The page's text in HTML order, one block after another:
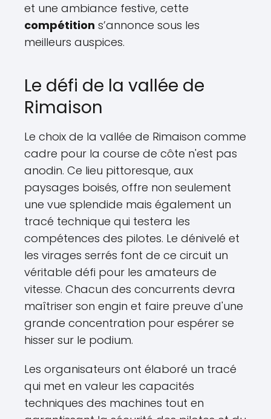
et une ambiance festive, cette
compétition s’annonce sous les
meilleurs auspices.
Le défi de la vallée de
Rimaison
Le choix de la vallée de Rimaison comme
cadre pour la course de côte n'est pas
anodin. Ce lieu pittoresque, aux
paysages boisés, offre non seulement
une vue splendide mais également un
tracé technique qui testera les
compétences des pilotes. Le dénivelé et
les virages serrés font de ce circuit un
véritable défi pour les amateurs de
vitesse. Chacun des concurrents devra
maîtriser son engin et faire preuve d'une
grande concentration pour espérer se
hisser sur le podium.
Les organisateurs ont élaboré un tracé
qui met en valeur les capacités
techniques des machines tout en